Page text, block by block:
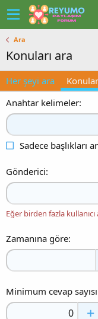
Ara
Konuları ara
Her şeyi ara
Anahtar kelimeler
Sadece başlıkları
Gönderici
Eğer birden fazla kullanıcı
Zamanına göre
Minimum cevap sayısı